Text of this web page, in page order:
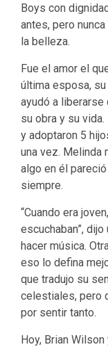
Boys con
antes, pero
la belleza.
Fue el amor el
última esposa,
ayudó a liberarse
su obra y su
y adoptaron 5
una vez. Melinda
algo en él
siempre.
“Cuando era
escuchaban”,
hacer música.
eso lo defina
que tradujo su
celestiales, pero
por sentir tanto.
Hoy, Brian